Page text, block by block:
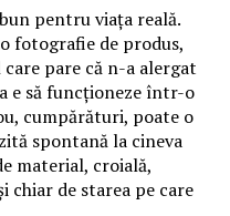
pentru viața reală.
fotografie de produs,
pare că n-a alergat
e să funcționeze într-o
cumpărături, poate o
spontană la cineva
material, croială,
de starea pe care